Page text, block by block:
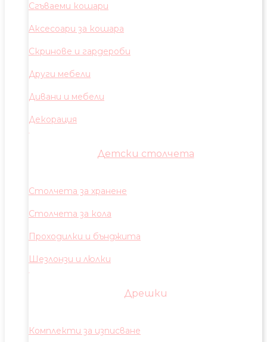
Сгъваеми кошари
Аксесоари за кошара
Скринове и гардероби
Други мебели
Дивани и мебели
Декорация
Детски столчета
Столчета за хранене
Столчета за кола
Проходилки и бънджита
Шезлонзи и люлки
Дрешки
Комплекти за изписване